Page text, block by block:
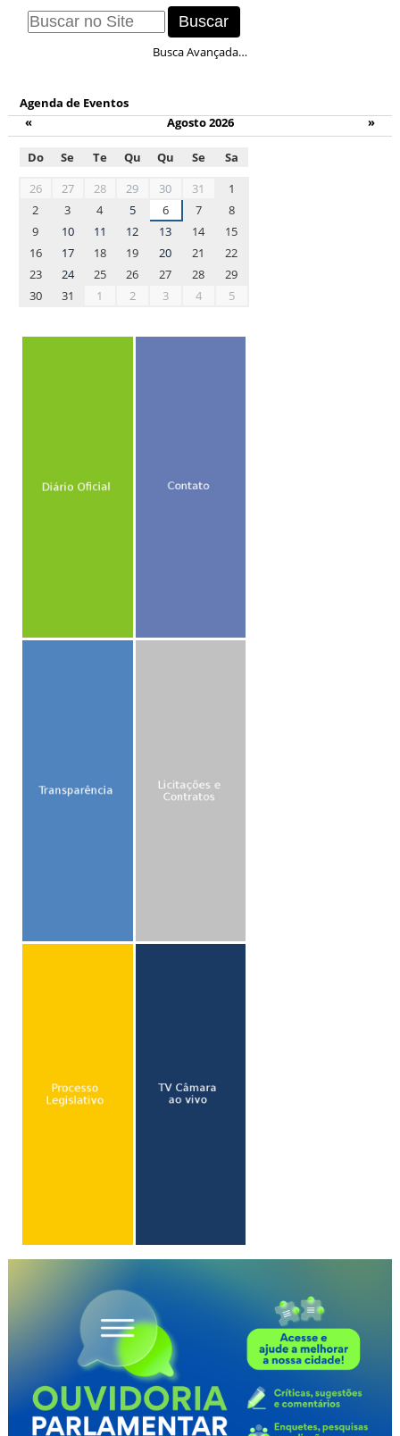
Busca Avançada…
Agenda de Eventos
«
Agosto 2026 »
Do Se Te Qu Qu Se
Sa
26
27 28 29 30 31
1
2
3 4 5 6 7
8
9
10 11 12 13 14
15
16
17 18 19 20 21
22
23
24 25 26 27 28
29
30
31 1 2 3 4 5